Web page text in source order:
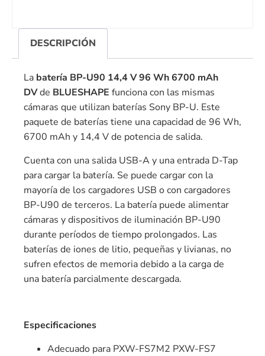
DESCRIPCIÓN
La batería BP-U90 14,4 V 96 Wh 6700 mAh
DVde BLUESHAPE funciona con las mismas
cámaras que utilizan baterías Sony BP-U. Este
paquete de baterías tiene una capacidad de 96 Wh,
6700 mAh y 14,4 V de potencia de salida.
Cuenta con una salida USB-A y una entrada D-Tap
para cargar la batería. Se puede cargar con la
mayoría de los cargadores USB o con cargadores
BP-U90 de terceros. La batería puede alimentar
cámaras y dispositivos de iluminación BP-U90
durante períodos de tiempo prolongados. Las
baterías de iones de litio, pequeñas y livianas, no
sufren efectos de memoria debido a la carga de
una batería parcialmente descargada.
Especificaciones
Adecuado para PXW-FS7M2 PXW-FS7